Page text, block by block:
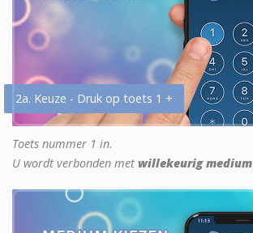
2a. Keuze - Druk op toets 1 +
Toets nummer 1 in.
U wordt verbonden met willekeurig medium